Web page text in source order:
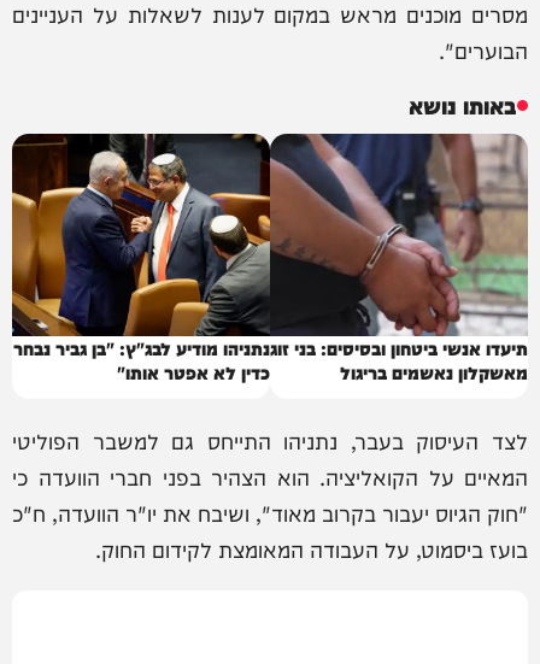
מסרים מוכנים מראש במקום לענות לשאלות על העניינים
הבוערים".
באותו נושא
תיעדו אנשי ביטחון ובסיסים: בני זוג
מאשקלון נאשמים בריגול
נתניהו מודיע לבג"ץ: "בן גביר נבחר
כדין לא אפטר אותו"
לצד העיסוק בעבר, נתניהו התייחס גם למשבר הפוליטי
המאיים על הקואליציה. הוא הצהיר בפני חברי הוועדה כי
"חוק הגיוס יעבור בקרוב מאוד", ושיבח את יו"ר הוועדה, ח"כ
בועז ביסמוט, על העבודה המאומצת לקידום החוק.